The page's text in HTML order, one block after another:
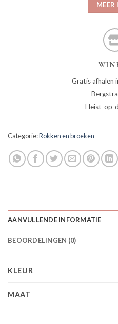
MEER
Gratis afhalen
Heist-op-
Categorie:Rokken en broeken
AANVULLENDE INFORMATIE
BEOORDELINGEN (0)
KLEUR
MAAT